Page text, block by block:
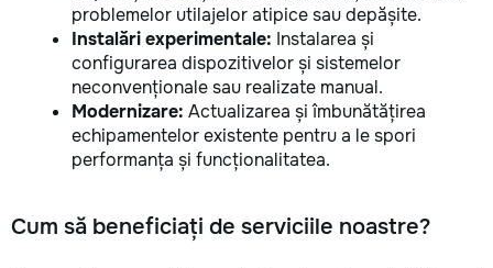
problemelor utilajelor atipice sau depășite.
Instalări experimentale: Instalarea și
configurarea dispozitivelor și sistemelor
neconvenționale sau realizate manual.
Modernizare: Actualizarea și îmbunătățirea
echipamentelor existente pentru a le spori
performanța și funcționalitatea.
Cum să beneficiați de serviciile noastre?